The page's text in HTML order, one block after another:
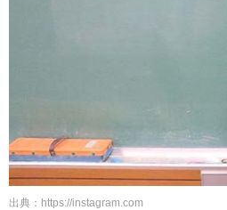
出典：https://instagram.com